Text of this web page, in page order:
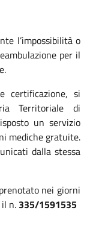
l’impossibilità o
per il
certificazione, si
Territoriale di
un servizio
mediche gratuite.
dalla stessa
nei giorni
n. 335/1591535